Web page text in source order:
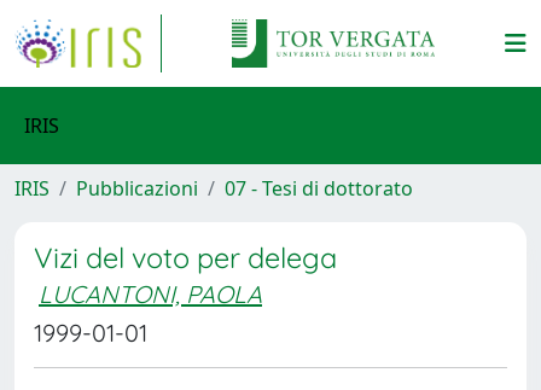
IRIS
IRIS Pubblicazioni 07 - Tesi di dottorato
Vizi del voto per delega
LUCANTONI, PAOLA
1999-01-01